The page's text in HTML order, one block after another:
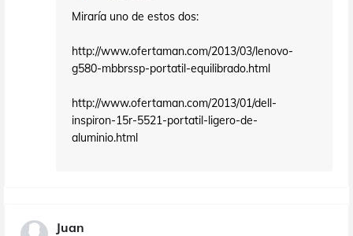
Miraría uno de estos dos:
http://www.ofertaman.com/2013/03/lenovo-
g580-mbbrssp-portatil-equilibrado.html
http://www.ofertaman.com/2013/01/dell-
inspiron-15r-5521-portatil-ligero-de-
aluminio.html
Juan